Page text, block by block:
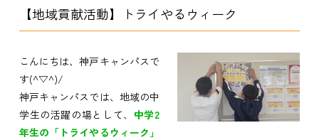
【地域貢献活動】トライやるウィーク
こんにちは、神戸キャンパスで
す(^▽^)/
神戸キャンパスでは、地域の中
学生の活躍の場として、 中学2
年生の「トライやるウィーク」